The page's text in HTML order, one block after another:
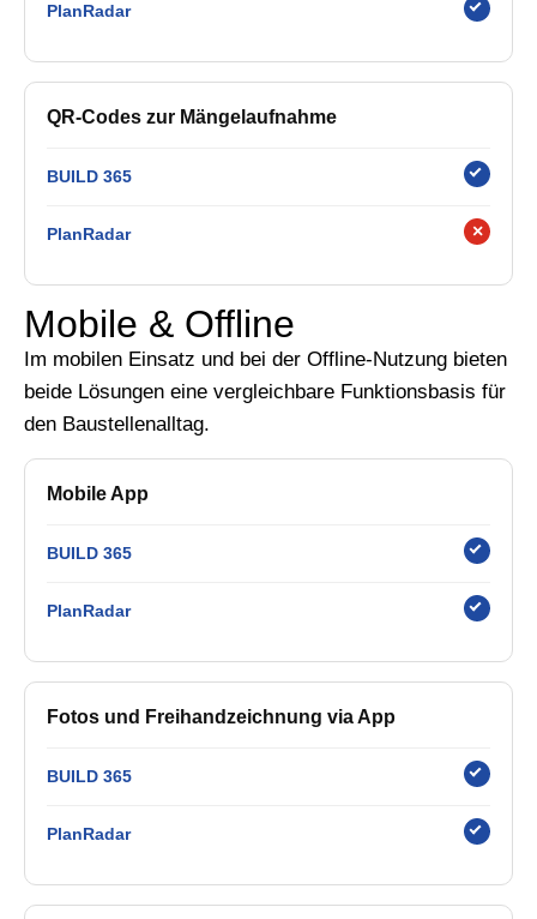
PlanRadar
QR-Codes zur Mängelaufnahme
BUILD 365
PlanRadar ×
Mobile & Offline
Im mobilen Einsatz und bei der Offline-Nutzung bieten
beide Lösungen eine vergleichbare Funktionsbasis für
den Baustellenalltag.
Mobile App
BUILD 365
PlanRadar
Fotos und Freihandzeichnung via App
BUILD 365
PlanRadar